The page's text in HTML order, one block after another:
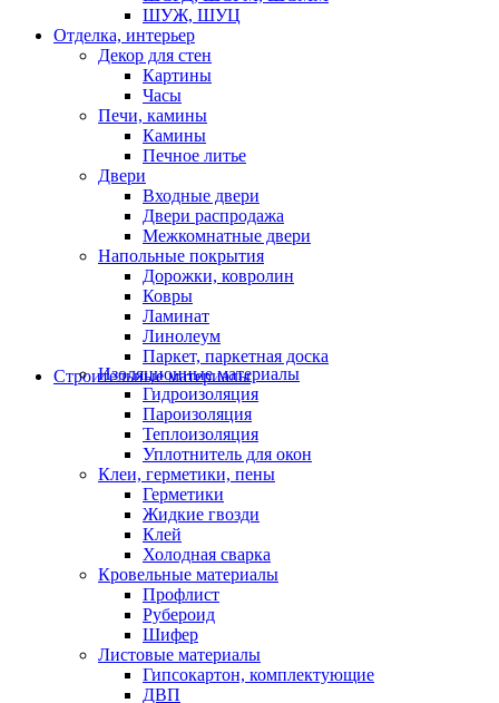
ШУЖ, ШУЦ
Отделка, интерьер
Декор для стен
Картины
Часы
Печи, камины
Камины
Печное литье
Двери
Входные двери
Двери распродажа
Межкомнатные двери
Напольные покрытия
Дорожки, ковролин
Ковры
Ламинат
Линолеум
Паркет, паркетная доска
Строительные материалы
Изоляционные материалы
Гидроизоляция
Пароизоляция
Теплоизоляция
Уплотнитель для окон
Клеи, герметики, пены
Герметики
Жидкие гвозди
Клей
Холодная сварка
Кровельные материалы
Профлист
Рубероид
Шифер
Листовые материалы
Гипсокартон, комплектующие
ДВП